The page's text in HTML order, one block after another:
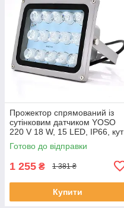
Прожектор спрямований із
сутінковим датчиком YOSO
220 V 18 W, 15 LED, IP66, кут
огляду 120°, дальність до 50
м, 177*138 х 85 мм, BOX
Готово до відправки
1 255 ₴ 1 381 ₴
Купити